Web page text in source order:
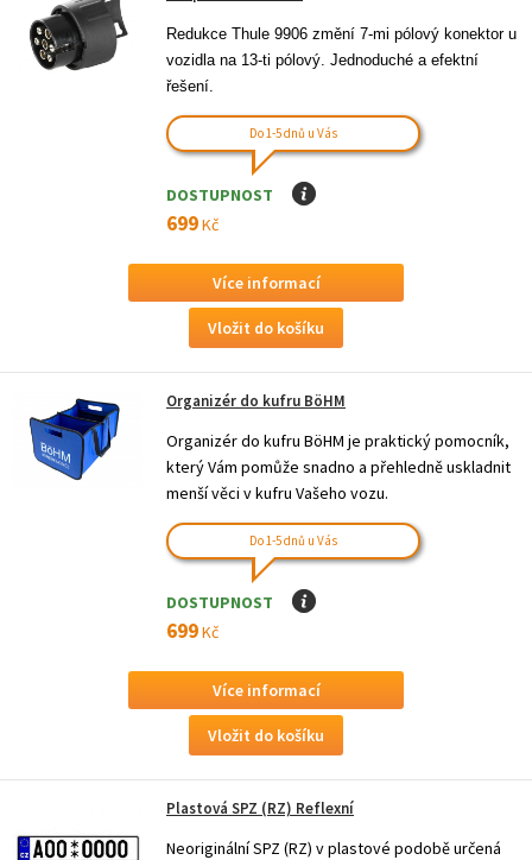
Redukce Thule 9906 změní 7-mi pólový konektor u
vozidla na 13-ti pólový. Jednoduché a efektní
řešení.
Do 1-5 dnů u Vás
DOSTUPNOST I
699Kč
Více informací
Organizér do kufru BöHM
Organizér do kufru BöHM je praktický pomocník,
který Vám pomůže snadno a přehledně uskladnit
menší věci v kufru Vašeho vozu.
Do 1-5 dnů u Vás
DOSTUPNOST I
699Kč
Více informací
Plastová SPZ (RZ) Reflexní
Neoriginální SPZ (RZ) v plastové podobě určená